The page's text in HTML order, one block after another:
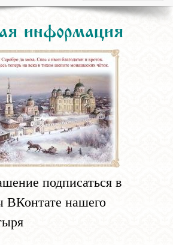
информация
подписаться в
ВКонтате нашего